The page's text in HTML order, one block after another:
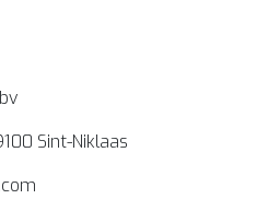
Sint-Niklaas